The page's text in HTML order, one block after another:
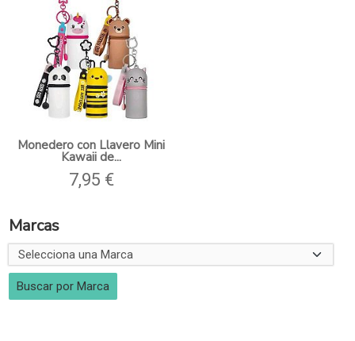
Marcas
Monedero con Llavero Mini
Kawaii de...
7,95 €